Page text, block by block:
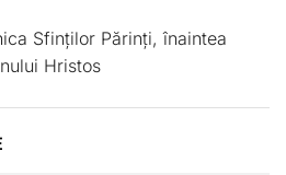
Sfinților Părinți, înaintea
Hristos